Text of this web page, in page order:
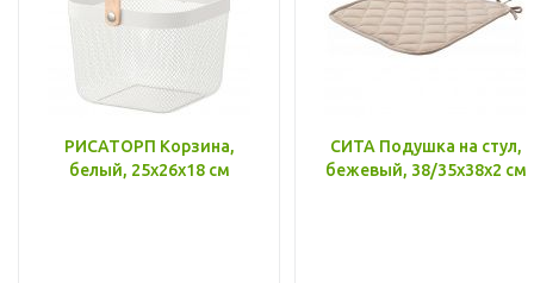
РИСАТОРП Корзина,
белый, 25x26x18 см
СИТА Подушка на стул,
бежевый, 38/35x38x2 см